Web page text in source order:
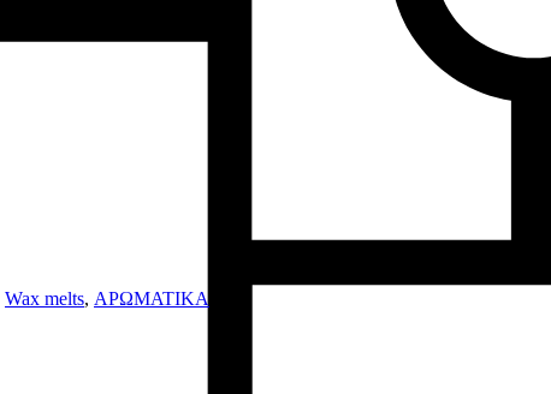
Wax melts, ΑΡΩΜΑΤΙΚΑ